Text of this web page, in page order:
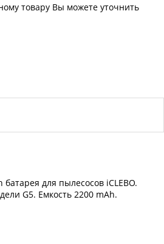
товару Вы можете уточнить
батарея для пылесосов iCLEBO.
G5. Емкость 2200 mAh.